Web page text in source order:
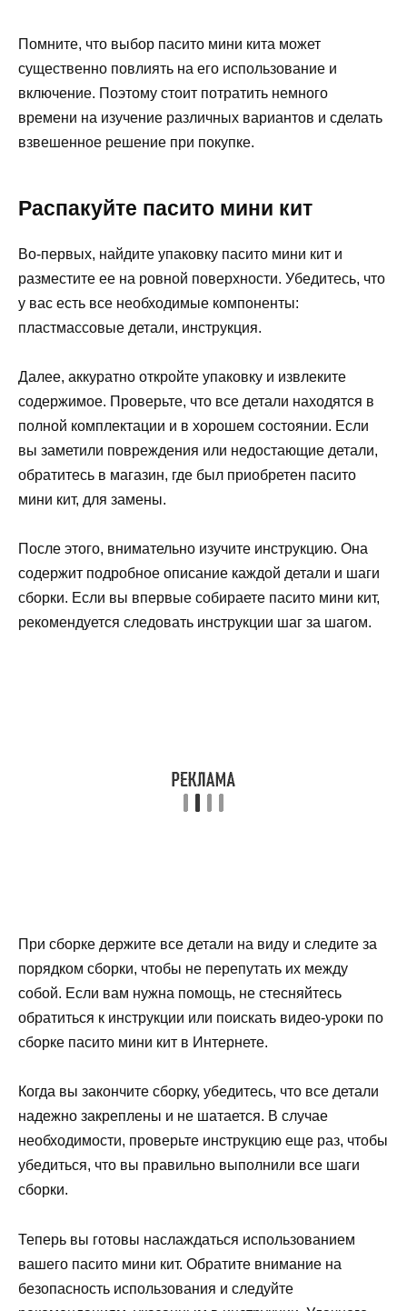
Помните, что выбор пасито мини кита может
существенно повлиять на его использование и
включение. Поэтому стоит потратить немного
времени на изучение различных вариантов и сделать
взвешенное решение при покупке.
Распакуйте пасито мини кит
Во-первых, найдите упаковку пасито мини кит и
разместите ее на ровной поверхности. Убедитесь, что
у вас есть все необходимые компоненты:
пластмассовые детали, инструкция.
Далее, аккуратно откройте упаковку и извлеките
содержимое. Проверьте, что все детали находятся в
полной комплектации и в хорошем состоянии. Если
вы заметили повреждения или недостающие детали,
обратитесь в магазин, где был приобретен пасито
мини кит, для замены.
После этого, внимательно изучите инструкцию. Она
содержит подробное описание каждой детали и шаги
сборки. Если вы впервые собираете пасито мини кит,
рекомендуется следовать инструкции шаг за шагом.
При сборке держите все детали на виду и следите за
порядком сборки, чтобы не перепутать их между
собой. Если вам нужна помощь, не стесняйтесь
обратиться к инструкции или поискать видео-уроки по
сборке пасито мини кит в Интернете.
Когда вы закончите сборку, убедитесь, что все детали
надежно закреплены и не шатается. В случае
необходимости, проверьте инструкцию еще раз, чтобы
убедиться, что вы правильно выполнили все шаги
сборки.
Теперь вы готовы наслаждаться использованием
вашего пасито мини кит. Обратите внимание на
безопасность использования и следуйте